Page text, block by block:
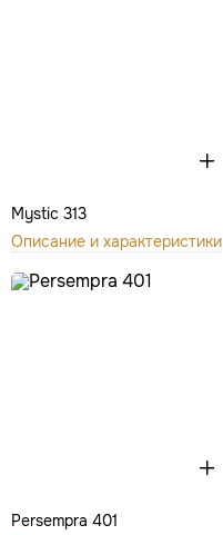
Mystic 313
Описание и характеристики
Persempra 401